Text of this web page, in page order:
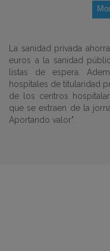
La sanidad privada
euros a la sanidad
listas de espera.
hospitales de titularidad
de los centros
que se extraen de la
Aportando valor".